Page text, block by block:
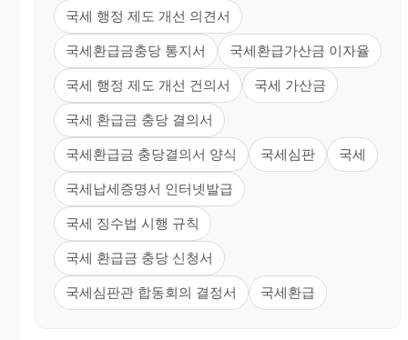
국세 행정 제도 개선 의견서
국세환급금충당 통지서 국세환급가산금 이자율
국세 행정 제도 개선 건의서 국세 가산금
국세 환급금 충당 결의서
국세환급금 충당결의서 양식 국세심판 국세
국세납세증명서 인터넷발급
국세 징수법 시행 규칙
국세 환급금 충당 신청서
국세심판관 합동회의 결정서 국세환급